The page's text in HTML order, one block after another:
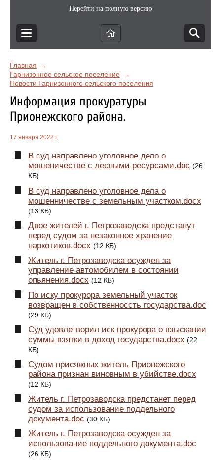
Перейти на полную версию
Главная →
Гарнизонное сельское поселение →
Новости Гарнизонного сельского поселения
Информация прокуратуры
Прионежского района.
17 января 2022 г.
В суд направлено уголовное дело о
мошеничестве с лесными ресурсами.doc (26
КБ)
В суд направлено уголовное дела о
мошенничестве с земельным участком.docx
(13 КБ)
Двое жителей г. Петрозаводска предстанут
перед судом за незаконное хранение
наркотиков.docx (12 КБ)
Житель г. Петрозаводска осужден за
управление автомобилем в состоянии
опьянения.docx (12 КБ)
По иску прокурора земельный участок
возвращен в собственноссть государства.doc
(29 КБ)
Суд удовлетворил иск прокурора о взыскании
суммы взятки в доход государства.docx (22
КБ)
Судом присяжных житель Прионежского
района признан виновным в убийстве.docx
(12 КБ)
Житель г. Петрозаводска предстанет перед
судом за использование поддельного
документа.doc (30 КБ)
Житель г. Петрозаводска осужден за
использование поддельного документа.doc
(26 КБ)